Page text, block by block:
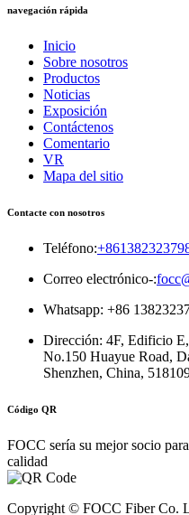
navegación rápida
Inicio
Sobre nosotros
Productos
Noticias
Exposición
Contáctenos
Comentario
VR
Mapa del sitio
Contacte con nosotros
Teléfono:
Correo electrónico-:
Whatsapp: +86
Dirección: 4F, ​​Edificio
No.150 Huayue Road,
Shenzhen, China,
Código QR
FOCC sería su mejor socio
calidad
Copyright © FOCC Fiber Co.